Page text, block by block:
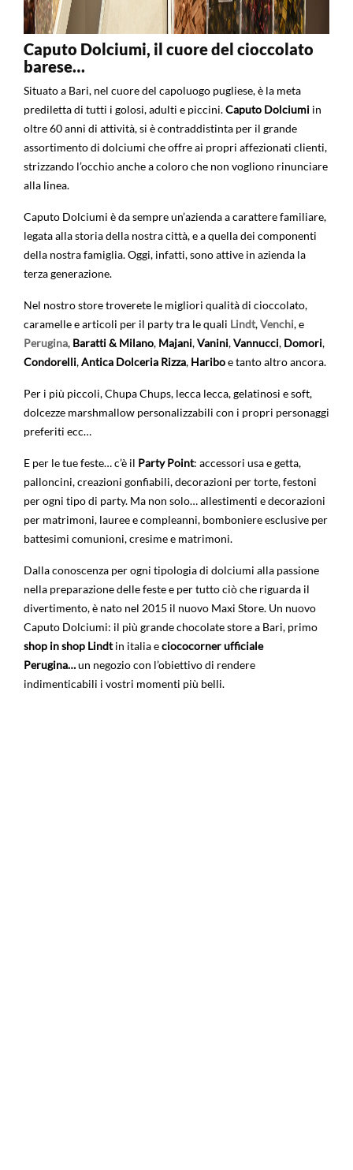
Caputo Dolciumi, il cuore del cioccolato
barese…
Situato a Bari, nel cuore del capoluogo pugliese, è la meta
prediletta di tutti i golosi, adulti e piccini.Caputo Dolciumi in
oltre 60 anni di attività, si è contraddistinta per il grande
assortimento di dolciumi che offre ai propri affezionati clienti,
strizzando l’occhio anche a coloro che non vogliono rinunciare
alla linea.
Caputo Dolciumi è da sempre un’azienda a carattere familiare,
legata alla storia della nostra città, e a quella dei componenti
della nostra famiglia. Oggi, infatti, sono attive in azienda la
terza generazione.
Nel nostro store troverete le migliori qualità di cioccolato,
caramelle e articoli per il party tra le quali Lindt,Venchi, e
Perugina, Baratti & Milano, Majani,Vanini,Vannucci, Domori,
Condorelli,Antica Dolceria Rizza, Hariboe tanto altro ancora.
Per i più piccoli, Chupa Chups, lecca lecca, gelatinosi e soft,
dolcezze marshmallow personalizzabili con i propri personaggi
preferiti ecc…
E per le tue feste… c’è il Party Point: accessori usa e getta,
palloncini, creazioni gonfiabili, decorazioni per torte, festoni
per ogni tipo di party. Ma non solo… allestimenti e decorazioni
per matrimoni, lauree e compleanni, bomboniere esclusive per
battesimi comunioni, cresime e matrimoni.
Dalla conoscenza per ogni tipologia di dolciumi alla passione
nella preparazione delle feste e per tutto ciò che riguarda il
divertimento, è nato nel 2015 il nuovo Maxi Store. Un nuovo
Caputo Dolciumi: il più grande chocolate store a Bari, primo
shop in shop Lindtin italia eciococorner ufficiale
Perugina…un negozio con l’obiettivo di rendere
indimenticabili i vostri momenti più belli.